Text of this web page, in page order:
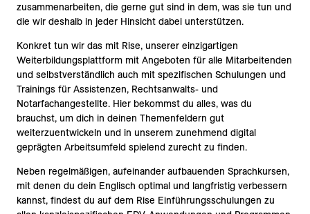
zusammenarbeiten, die gerne gut sind in dem, was sie tun und
die wir deshalb in jeder Hinsicht dabei unterstützen.
Konkret tun wir das mit Rise, unserer einzigartigen
Weiterbildungsplattform mit Angeboten für alle Mitarbeitenden
und selbstverständlich auch mit spezifischen Schulungen und
Trainings für Assistenzen, Rechtsanwalts- und
Notarfachangestellte. Hier bekommst du alles, was du
brauchst, um dich in deinen Themenfeldern gut
weiterzuentwickeln und in unserem zunehmend digital
geprägten Arbeitsumfeld spielend zurecht zu finden.
Neben regelmäßigen, aufeinander aufbauenden Sprachkursen,
mit denen du dein Englisch optimal und langfristig verbessern
kannst, findest du auf dem Rise Einführungsschulungen zu